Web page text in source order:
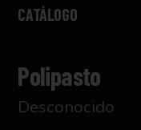
CATÁLOGO
Polipasto
Desconocido